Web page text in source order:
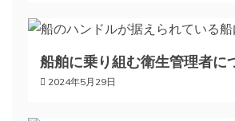
ョ
ン
船舶に乗り組む衛生管理者に
2024年5月29日